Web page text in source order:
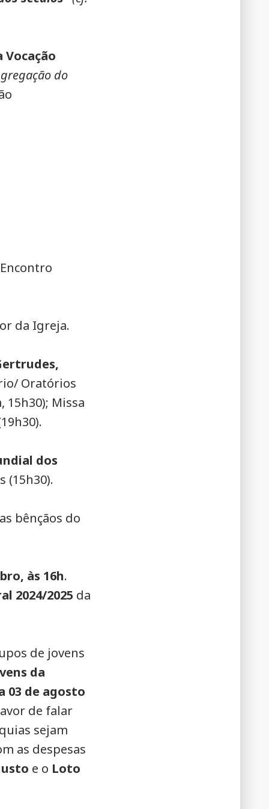
Vocação
do
da Igreja.
Oratórios
15h30); Missa
dos
(15h30).
bênçãos do
às 16h.
2024/2025 da
de jovens
da
03 de agosto
de falar
sejam
as despesas
e o Loto